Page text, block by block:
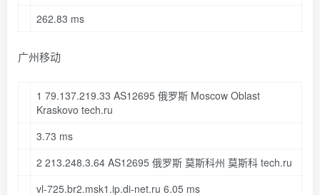
262.83 ms
广州移动
1 79.137.219.33 AS12695 俄罗斯 Moscow Oblast
Kraskovo tech.ru
3.73 ms
2 213.248.3.64 AS12695 俄罗斯 莫斯科州 莫斯科 tech.ru
vl-725.br2.msk1 .ip.di-net.ru 6.05 ms